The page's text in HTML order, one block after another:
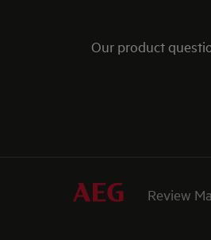
Our product
Review